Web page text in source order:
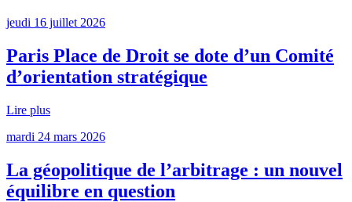
jeudi 16 juillet 2026
Paris Place de Droit se dote d’un Comité
d’orientation stratégique
Lire plus
mardi 24 mars 2026
La géopolitique de l’arbitrage : un nouvel
équilibre en question